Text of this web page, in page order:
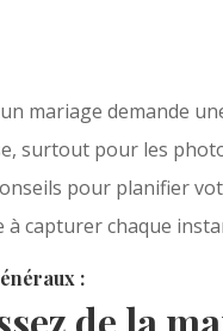
mariage demande
surtout pour les
pour planifier
à capturer chaque
: